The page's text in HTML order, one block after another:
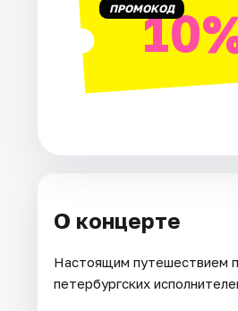
Рейтинги
ПРОМОКОД
О концерте
Настоящим путешествием
петербургских